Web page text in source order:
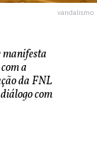
vandalismo
manifesta
a
da FNL
com